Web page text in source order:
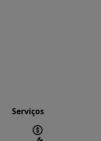
Serviços